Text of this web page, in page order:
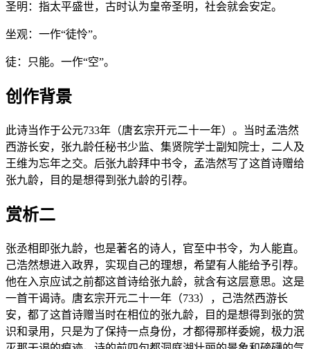
圣明：指太平盛世，古时认为皇帝圣明，社会就会安定。
坐观：一作“徒怜”。
徒：只能。一作“空”。
创作背景
此诗当作于公元733年（唐玄宗开元二十一年）。当时孟浩然
西游长安，张九龄任秘书少监、集贤院学士副知院士，二人及
王维为忘年之交。后张九龄拜中书令，孟浩然写了这首诗赠给
张九龄，目的是想得到张九龄的引荐。
赏析二
张丞相即张九龄，也是著名的诗人，官至中书令，为人能直。
己浩然想进入政界，实现自己的理想，希望有人能给予引荐。
他在入京应试之前都这首诗给张九龄，就含有这层意思。这是
一首干谒诗。唐玄宗开元二十一年（733），己浩然西游长
安，都了这首诗赠当时在相位的张九龄，目的是想得到张的赏
识和录用，只是为了保持一点身份，才都得那样委婉，极力泯